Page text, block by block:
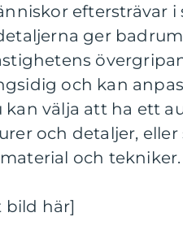
eftersträvar i
ger
och kan
kan välja att ha ett
och detaljer,
och tekniker.
bild här]